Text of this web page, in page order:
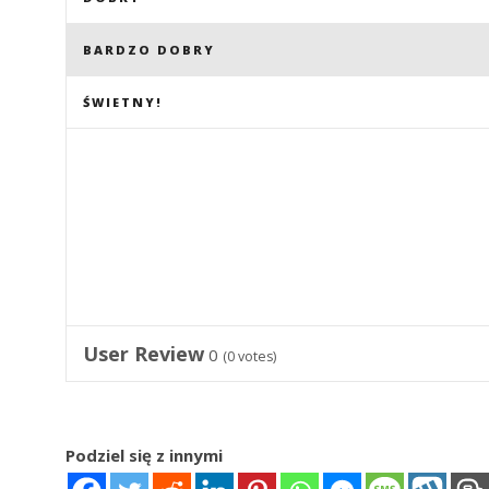
BARDZO DOBRY
ŚWIETNY!
User Review 0 (0votes)
Podziel się z innymi